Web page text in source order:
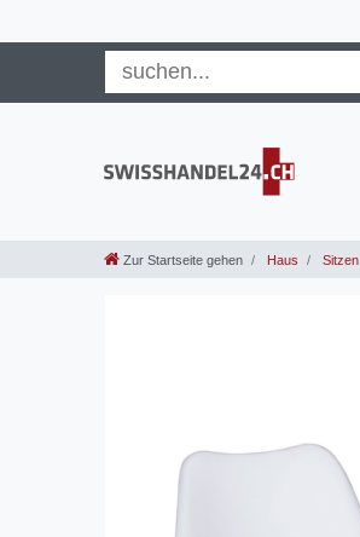
Zur Startseite gehen Haus Sitzen